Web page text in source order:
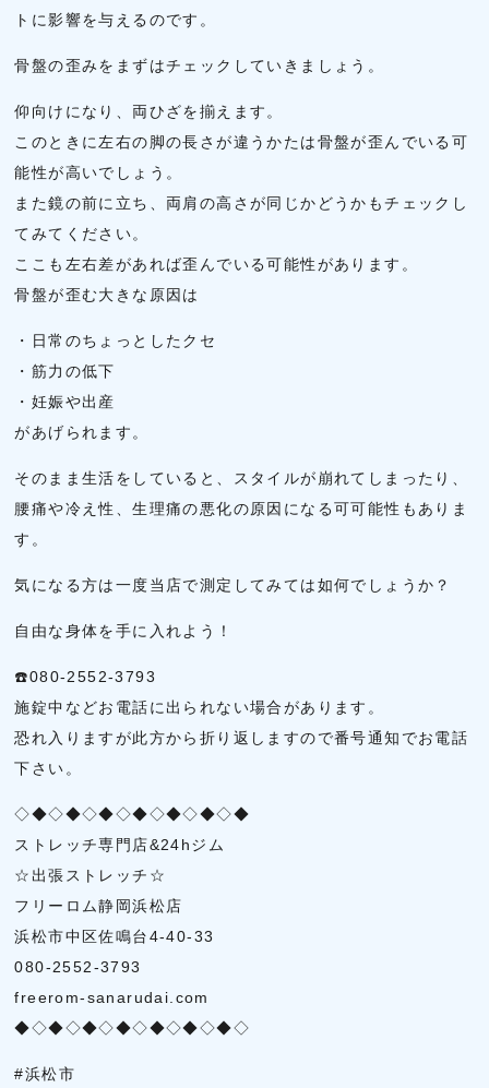
トに影響を与えるのです。
骨盤の歪みをまずはチェックしていきましょう。
仰向けになり、両ひざを揃えます。
このときに左右の脚の長さが違うかたは骨盤が歪んでいる可
能性が高いでしょう。
また鏡の前に立ち、両肩の高さが同じかどうかもチェックし
てみてください。
ここも左右差があれば歪んでいる可能性があります。
骨盤が歪む大きな原因は
・日常のちょっとしたクセ
・筋力の低下
・妊娠や出産
があげられます。
そのまま生活をしていると、スタイルが崩れてしまったり、
腰痛や冷え性、生理痛の悪化の原因になる可可能性もありま
す。
気になる方は一度当店で測定してみては如何でしょうか？
自由な身体を手に入れよう！
☎️080-2552-3793
施錠中などお電話に出られない場合があります。
恐れ入りますが此方から折り返しますので番号通知でお電話
下さい。
◇◆◇◆◇◆◇◆◇◆◇◆◇◆
ストレッチ専門店&24hジム
☆出張ストレッチ☆
フリーロム静岡浜松店
浜松市中区佐鳴台4-40-33
080-2552-3793
freerom-sanarudai.com
◆◇◆◇◆◇◆◇◆◇◆◇◆◇
#浜松市